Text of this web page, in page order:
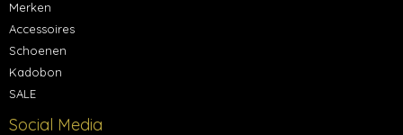
Merken
Accessoires
Schoenen
Kadobon
SALE
Social Media